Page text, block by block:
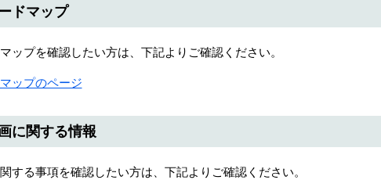
ドマップ
プを確認したい方は、下記よりご確認ください。
ップのページ
に関する情報
る事項を確認したい方は、下記よりご確認ください。